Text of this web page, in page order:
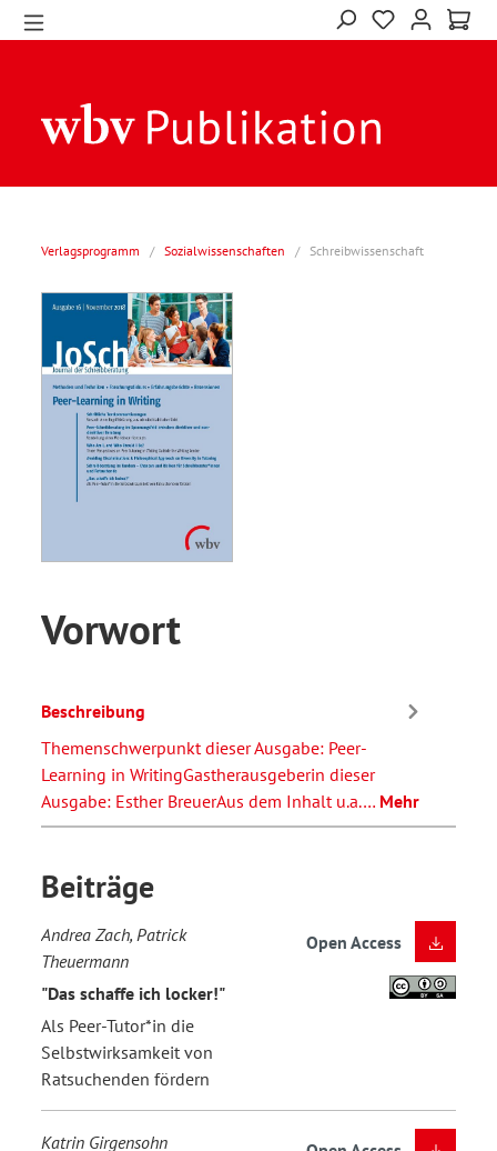
Verlagsprogramm / Sozialwissenschaften / Schreibwissenschaft
Vorwort
Beschreibung
Themenschwerpunkt dieser Ausgabe: Peer-
Learning in WritingGastherausgeberin dieser
Ausgabe: Esther BreuerAus dem Inhalt u.a.… Mehr
Beiträge
Andrea Zach, Patrick
Theuermann
"Das schaffe ich locker!"
Als Peer-Tutor*in die
Selbstwirksamkeit von
Ratsuchenden fördern
Open Access
Katrin Girgensohn